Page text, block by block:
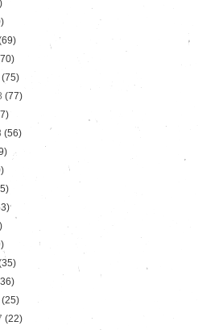
(75)
(77)
(56)
(25)
(22)